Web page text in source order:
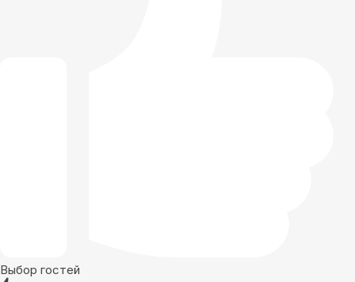
Выбор гостей